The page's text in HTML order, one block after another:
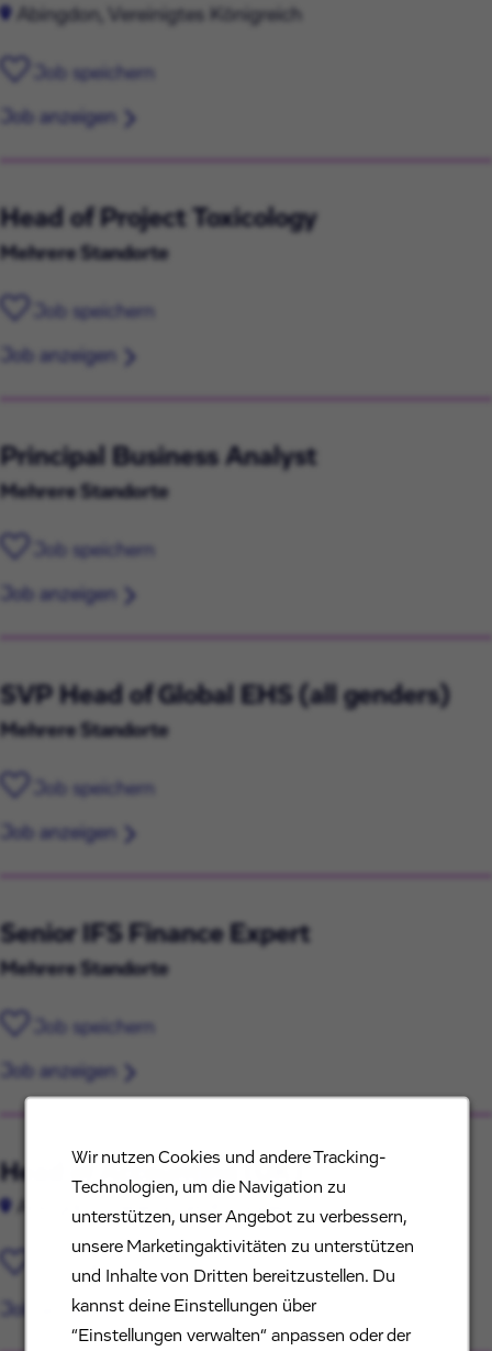
Wir nutzen Cookies und andere Tracking-
Technologien, um die Navigation zu
unterstützen, unser Angebot zu verbessern,
unsere Marketingaktivitäten zu unterstützen
und Inhalte von Dritten bereitzustellen. Du
kannst deine Einstellungen über
“Einstellungen verwalten“ anpassen oder der
Abingdon, Vereinigtes Königreich
Job speichern
Job anzeigen
Head of Project Toxicology
Mehrere Standorte
Job speichern
Job anzeigen
Principal Business Analyst
Mehrere Standorte
Job speichern
Job anzeigen
SVP Head of Global EHS (all genders)
Mehrere Standorte
Job speichern
Job anzeigen
Senior IFS Finance Expert
Mehrere Standorte
Job speichern
Job anzeigen
Head of Accounting (UK)
Abingdon, Vereinigtes Königreich
Job speichern
Job anzeigen